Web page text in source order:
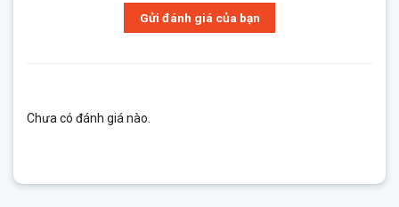
Gửi đánh giá của bạn
Chưa có đánh giá nào.